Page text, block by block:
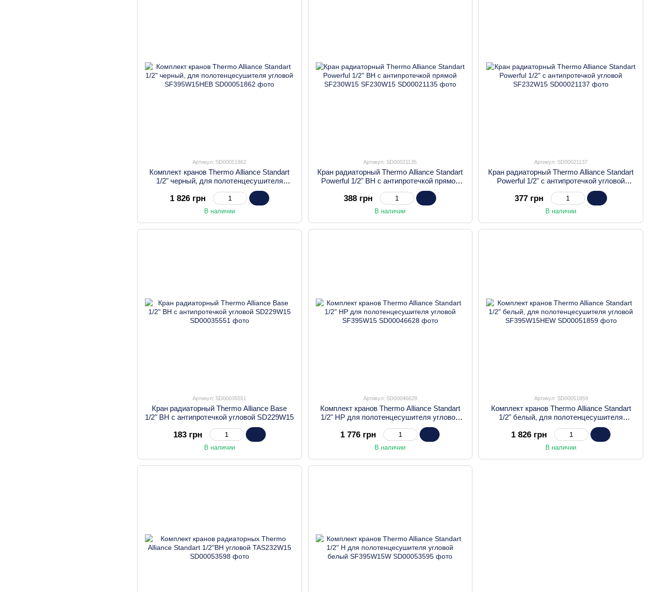
Артикул: SD00051862
Комплект кранов Thermo Alliance Standart
1/2" черный, для полотенцесушителя
угловой SF395W15HEB
1 826 грн
В наличии
Артикул: SD00021135
Кран радиаторный Thermo Alliance Standart
Powerful 1/2" ВН с антипротечкой прямой
SF230W15 SF230W15
388 грн
В наличии
Артикул: SD00021137
Кран радиаторный Thermo Alliance Standart
Powerful 1/2" с антипротечкой угловой
377 грн
В наличии
Артикул: SD00035551
Кран радиаторный Thermo Alliance Base
1/2" ВН с антипротечкой угловой SD229W15
183 грн
В наличии
Артикул: SD00046628
Комплект кранов Thermo Alliance Standart
1/2" НР для полотенцесушителя угловой
1 776 грн
В наличии
Артикул: SD00051859
Комплект кранов Thermo Alliance Standart
1/2" белый, для полотенцесушителя
угловой SF395W15HEW
1 826 грн
В наличии